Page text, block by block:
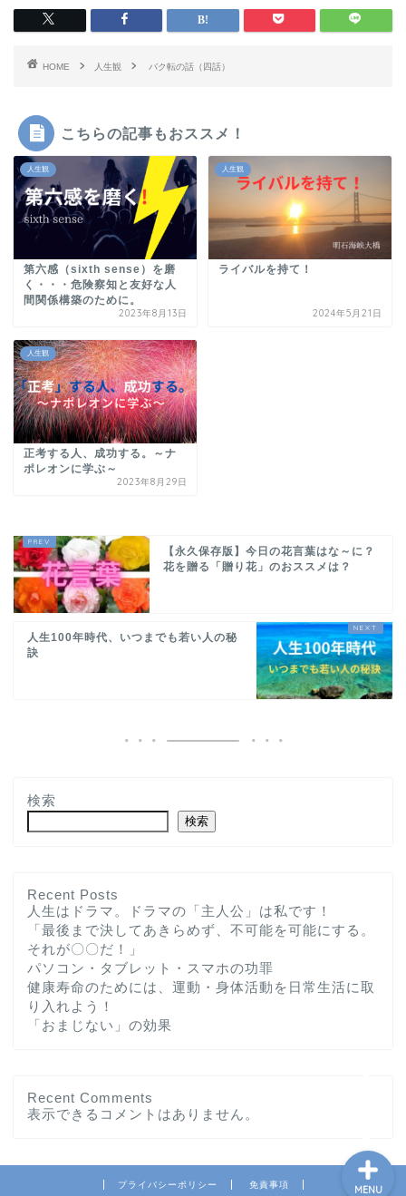
HOME 人生観 バク転の話（四話）
こちらの記事もおススメ！
人生観
第六感（sixth sense）を磨
く・・・危険察知と友好な人
間関係構築のために。
2023年8月13日
人生観
ライバルを持て！
2024年5月21日
人生観
正考する人、成功する。～ナ
ポレオンに学ぶ～
2023年8月29日
【永久保存版】今日の花言葉はな～に？
花を贈る「贈り花」のおススメは？
人生100年時代、いつまでも若い人の秘
訣
検索
検索
Recent Posts
人生はドラマ。ドラマの「主人公」は私です！
「最後まで決してあきらめず、不可能を可能にする。
それが〇〇だ！」
パソコン・タブレット・スマホの功罪
健康寿命のためには、運動・身体活動を日常生活に取
り入れよう！
「おまじない」の効果
Recent Comments
表示できるコメントはありません。
プライバシーポリシー 免責事項 MENU
ホーム
プロフィール